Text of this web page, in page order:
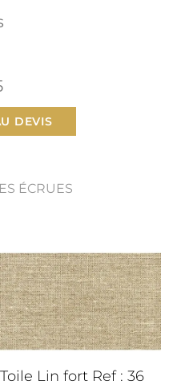
DEVIS
ÉCRUES
Toile Lin fort Ref : 36